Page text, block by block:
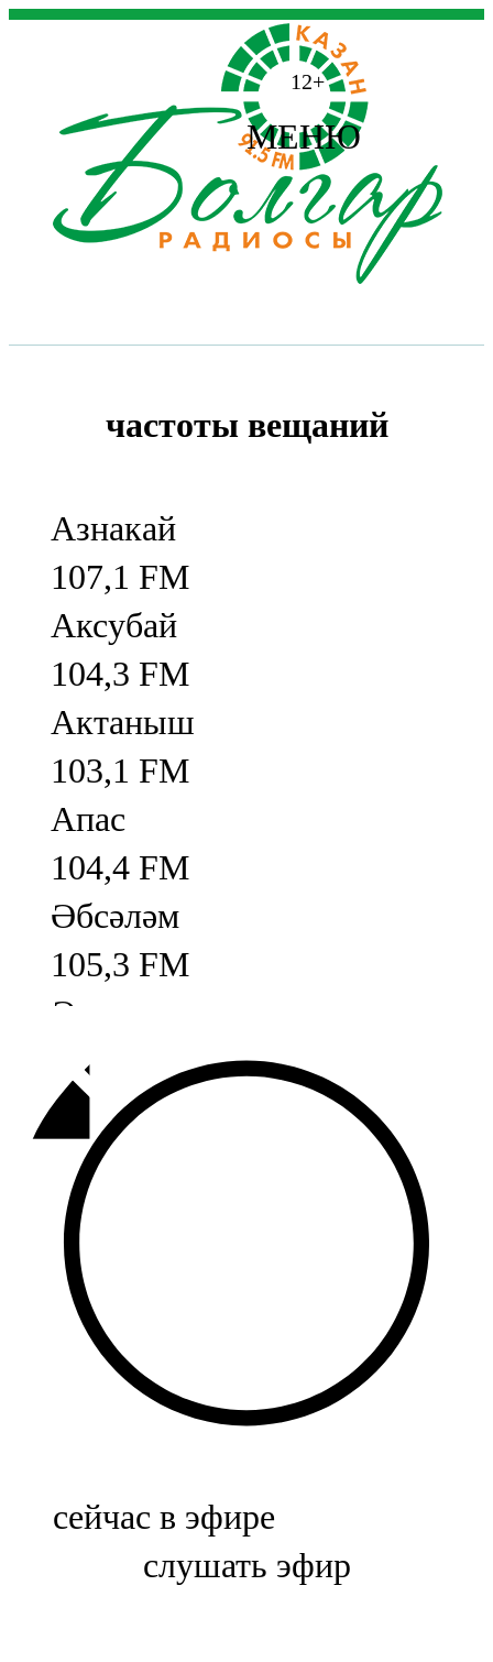
12+
МЕНЮ
частоты вещаний
Азнакай
107,1 FM
Аксубай
104,3 FM
Актаныш
103,1 FM
Апас
104,4 FM
Әбсәләм
105,3 FM
Әлмәт
92,9 FM
Базарлы матак
107,1 FM
Балык бистәсе
104,9 FM
Баулы
107,5 FM
Биләр
Болгар
сейчас в эфире
слушать эфир